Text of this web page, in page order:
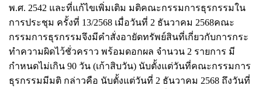
พ.ศ. 2542 และที่แก้ไขเพิ่มเติม มติคณะกรรมการธุรกรรมใน
การประชุม ครั้งที่ 13/2568 เมื่อวันที่ 2 ธันวาคม 2568คณะ
กรรมการธุรกรรมจึงมีคำสั่งอายัดทรัพย์สินที่เกี่ยวกับการกระ
ทำความผิดไว้ชั่วคราว พร้อมดอกผล จำนวน 2 รายการ มี
กำหนดไม่เกิน 90 วัน (เก้าสิบวัน) นับตั้งแต่วันที่คณะกรรมการ
ธุรกรรมมีมติ กล่าวคือ นับตั้งแต่วันที่ 2 ธันวาคม 2568 ถึงวันที่